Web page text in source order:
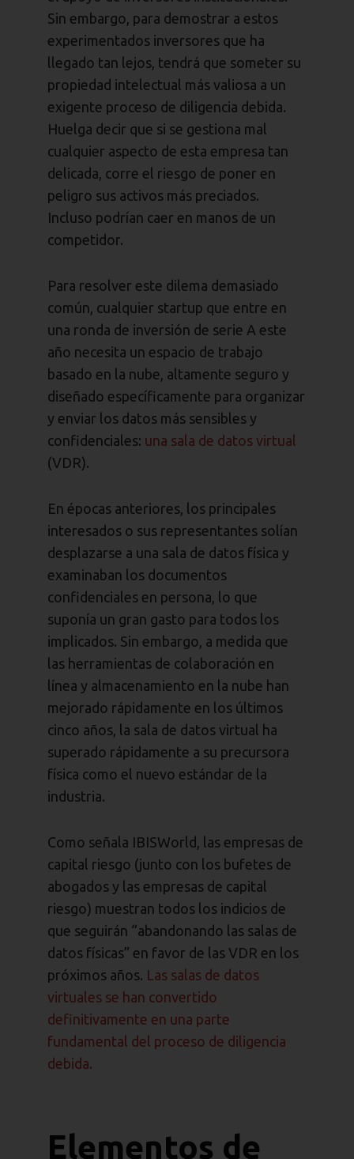
Sin embargo, para demostrar a estos
experimentados inversores que ha
llegado tan lejos, tendrá que someter su
propiedad intelectual más valiosa a un
exigente proceso de diligencia debida.
Huelga decir que si se gestiona mal
cualquier aspecto de esta empresa tan
delicada, corre el riesgo de poner en
peligro sus activos más preciados.
Incluso podrían caer en manos de un
competidor.
Para resolver este dilema demasiado
común, cualquier startup que entre en
una ronda de inversión de serie A este
año necesita un espacio de trabajo
basado en la nube, altamente seguro y
diseñado específicamente para organizar
y enviar los datos más sensibles y
confidenciales: una sala de datos virtual
(VDR).
En épocas anteriores, los principales
interesados o sus representantes solían
desplazarse a una sala de datos física y
examinaban los documentos
confidenciales en persona, lo que
suponía un gran gasto para todos los
implicados. Sin embargo, a medida que
las herramientas de colaboración en
línea y almacenamiento en la nube han
mejorado rápidamente en los últimos
cinco años, la sala de datos virtual ha
superado rápidamente a su precursora
física como el nuevo estándar de la
industria.
Como señala IBISWorld, las empresas de
capital riesgo (junto con los bufetes de
abogados y las empresas de capital
riesgo) muestran todos los indicios de
que seguirán “abandonando las salas de
datos físicas” en favor de las VDR en los
próximos años. Las salas de datos
virtuales se han convertido
definitivamente en una parte
fundamental del proceso de diligencia
debida.
Elementos de